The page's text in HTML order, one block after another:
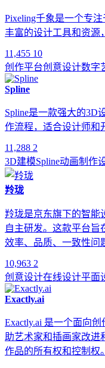
Pixeling千象是一个专
丰富的设计工具和资源
11,455 10
创作平台创意设计数字
Spline
Spline是一款强大的3D
作流程，适合设计师和
11,288 2
3D建模Spline动画制作
羚珑
羚珑是京东旗下的智能
自主研发。这款平台旨
效率、品质、一致性问
10,963 2
创意设计在线设计平面
Exactly.ai
Exactly.ai 是一个面向
助艺术家和插画家改进
作品的所有权和控制权。